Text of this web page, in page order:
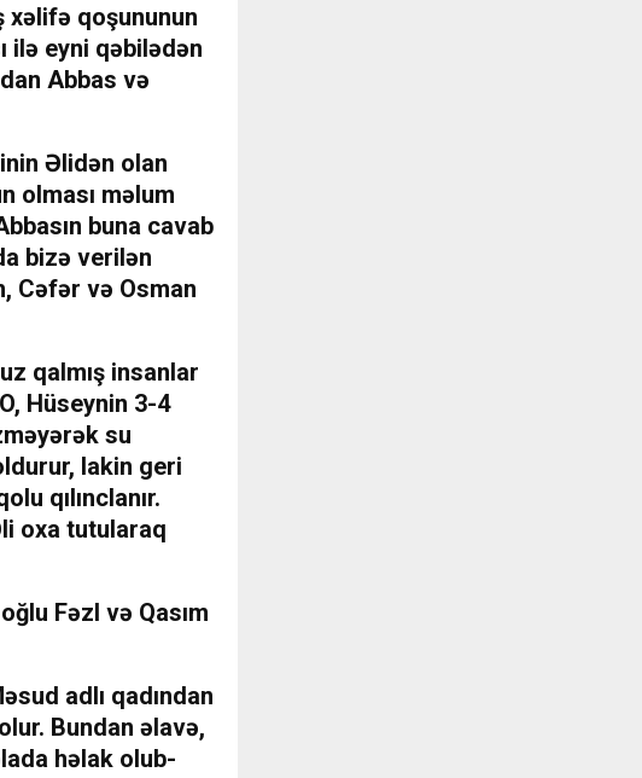
xəlifə qoşununun
ilə eyni qəbilədən
Abbas və
Əlidən olan
olması məlum
buna cavab
bizə verilən
Cəfər və Osman
qalmış insanlar
Hüseynin 3-4
su
lakin geri
qılınclanır.
oxa tutularaq
Fəzl və Qasım
adlı qadından
Bundan əlavə,
həlak olub-